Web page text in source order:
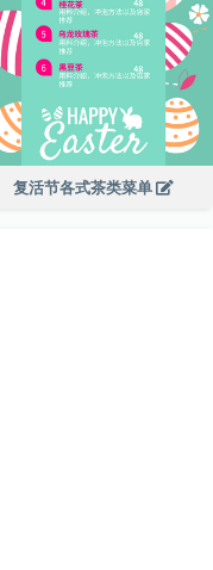
复活节各式茶类菜单